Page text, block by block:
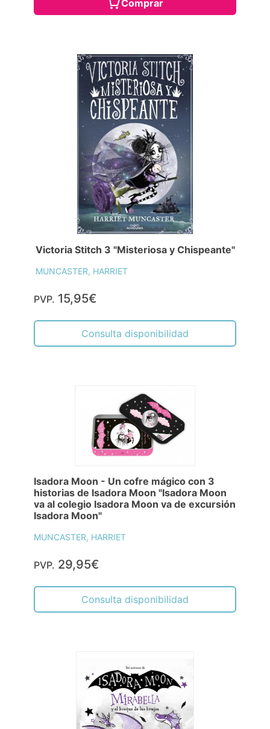
Comprar
Victoria Stitch 3 "Misteriosa y Chispeante"
MUNCASTER, HARRIET
PVP. 15,95€
Consulta disponibilidad
Isadora Moon - Un cofre mágico con 3
historias de Isadora Moon "Isadora Moon
va al colegio Isadora Moon va de excursión
Isadora Moon"
MUNCASTER, HARRIET
PVP. 29,95€
Consulta disponibilidad